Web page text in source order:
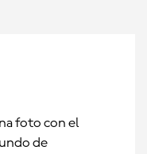
foto con el
de